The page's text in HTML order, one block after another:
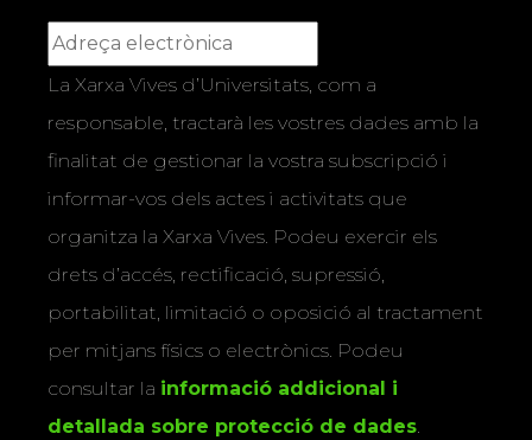
La Xarxa Vives d’Universitats, com a
responsable, tractarà les vostres dades amb la
finalitat de gestionar la vostra subscripció i
informar-vos dels actes i activitats que
organitza la Xarxa Vives. Podeu exercir els
drets d’accés, rectificació, supressió,
portabilitat, limitació o oposició al tractament
per mitjans físics o electrònics. Podeu
consultar la informació addicional i
detallada sobre protecció de dades.